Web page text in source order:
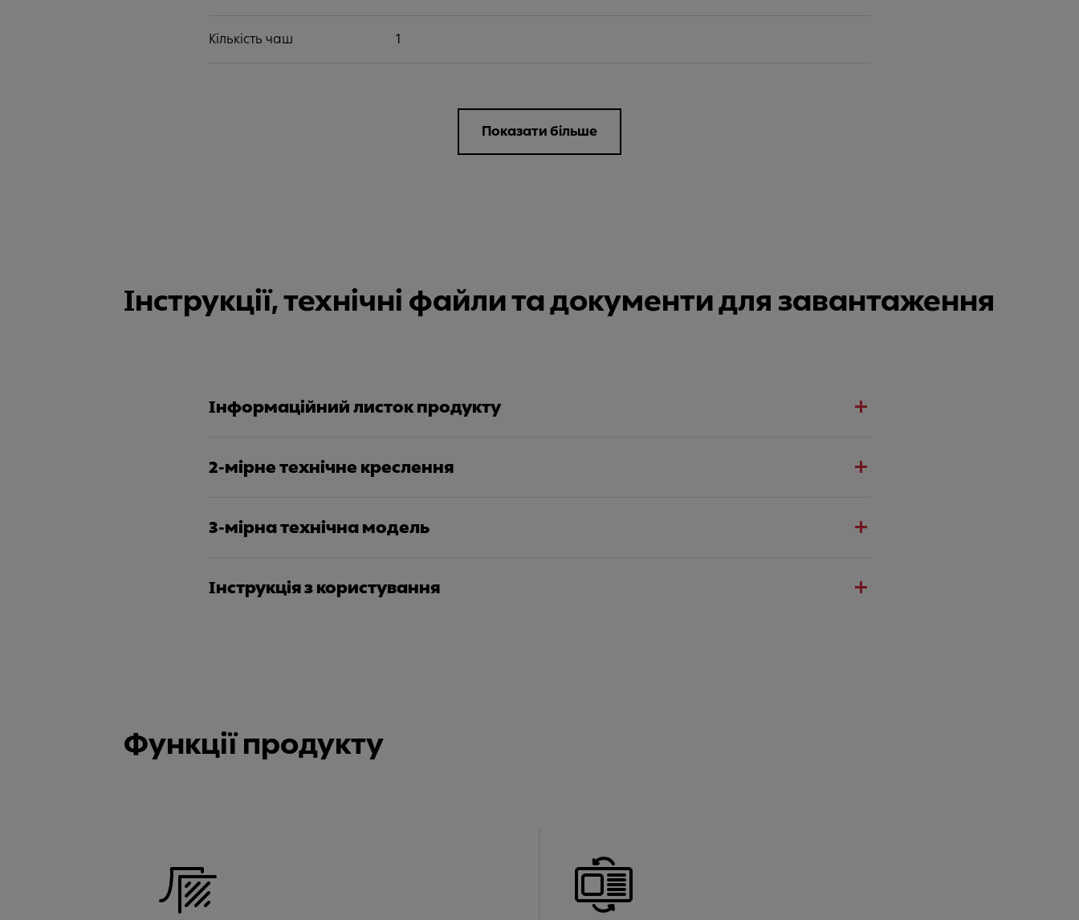
Кількість чаш 1
Показати більше
Інструкції, технічні файли та документи для завантаження
Інформаційний листок продукту
2-мірне технічне креслення
3-мірна технічна модель
Інструкція з користування
Функції продукту